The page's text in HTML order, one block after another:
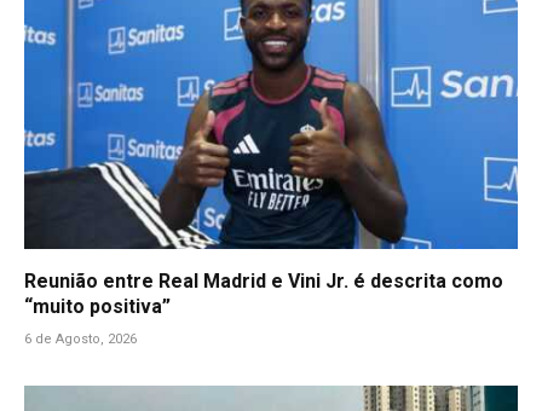
Reunião entre Real Madrid e Vini Jr. é descrita como
“muito positiva”
6 de Agosto, 2026